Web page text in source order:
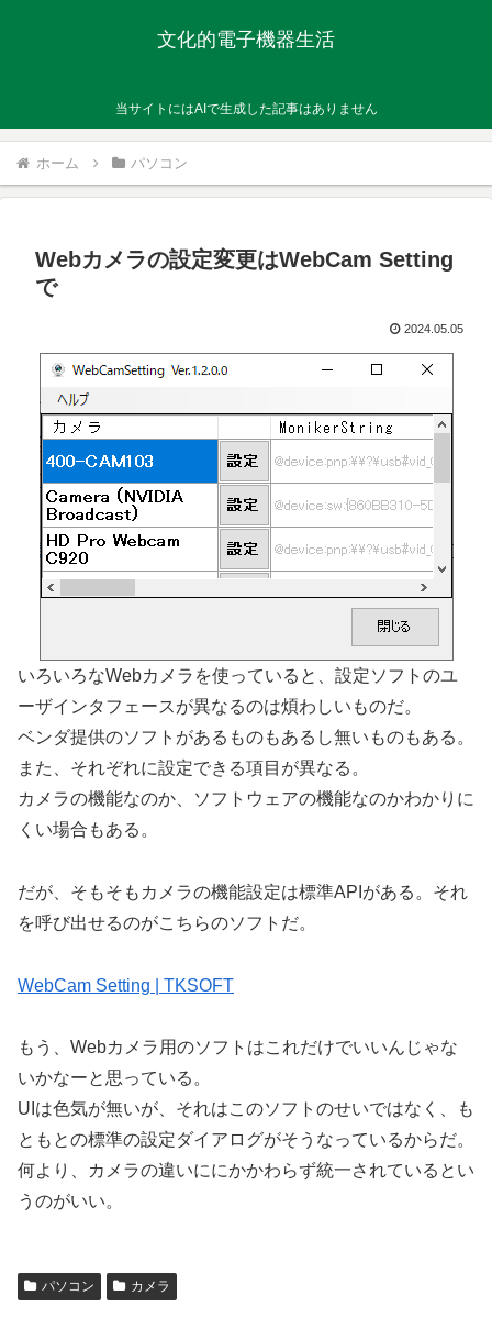
文化的電子機器生活
当サイトにはAIで生成した記事はありません
ホーム パソコン
Webカメラの設定変更はWebCam Setting
で
2024.05.05
いろいろなWebカメラを使っていると、設定ソフトのユ
ーザインタフェースが異なるのは煩わしいものだ。
ベンダ提供のソフトがあるものもあるし無いものもある。
また、それぞれに設定できる項目が異なる。
カメラの機能なのか、ソフトウェアの機能なのかわかりに
くい場合もある。
だが、そもそもカメラの機能設定は標準APIがある。それ
を呼び出せるのがこちらのソフトだ。
WebCam Setting | TKSOFT
もう、Webカメラ用のソフトはこれだけでいいんじゃな
いかなーと思っている。
UIは色気が無いが、それはこのソフトのせいではなく、も
ともとの標準の設定ダイアログがそうなっているからだ。
何より、カメラの違いににかかわらず統一されているとい
うのがいい。
パソコン カメラ